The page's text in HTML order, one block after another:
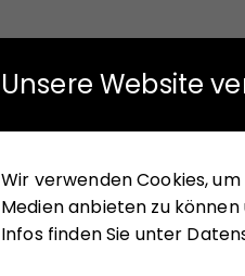
Unsere Website
Wir verwenden Cookies,
Medien anbieten zu
Infos finden Sie unter